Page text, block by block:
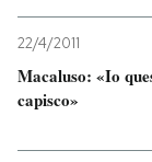
22/4/2011
Macaluso: «Io
capisco»